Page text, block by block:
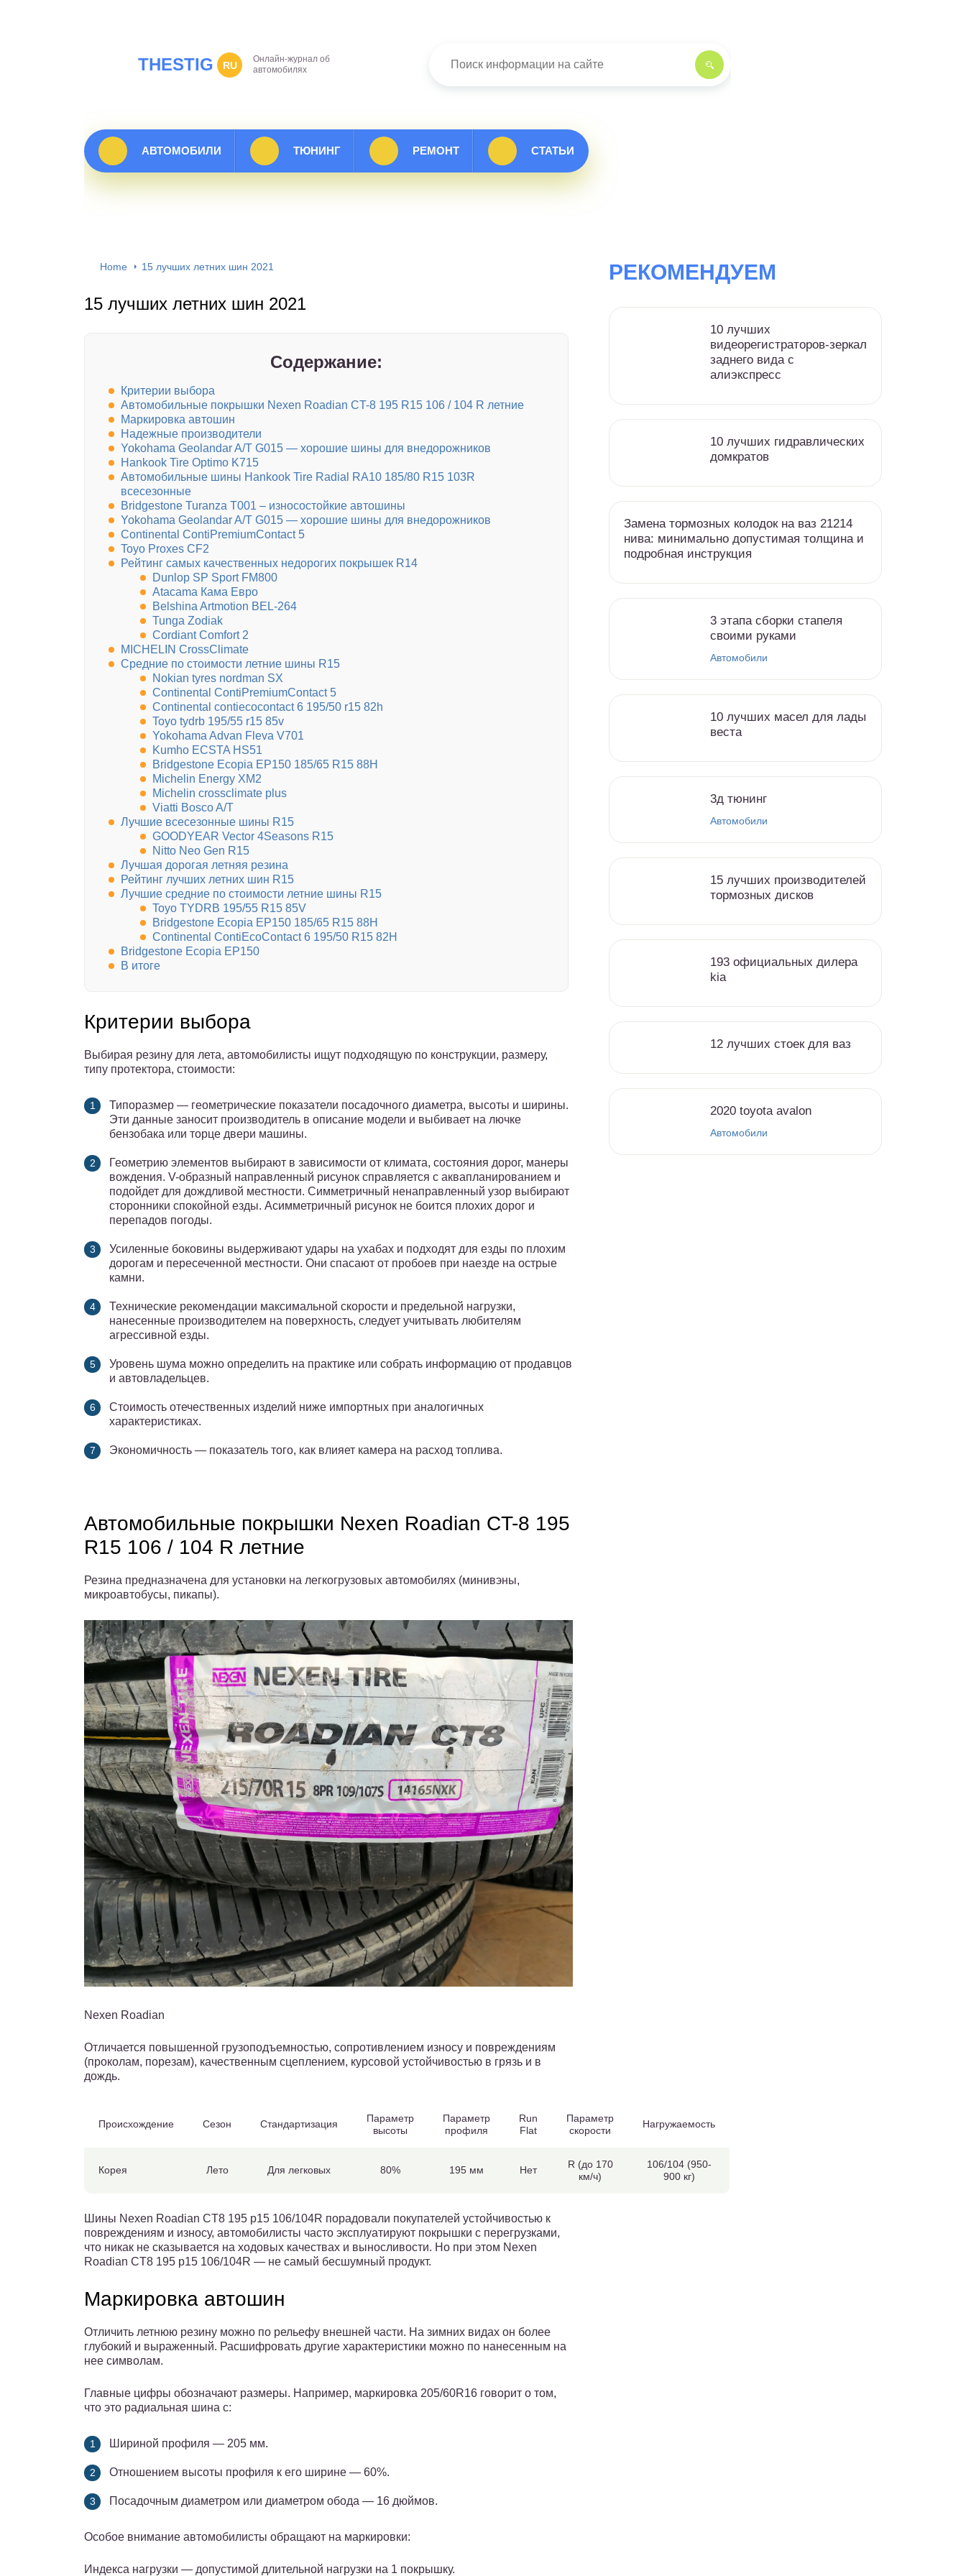
THESTIG RU
Онлайн-журнал об
автомобилях
АВТОМОБИЛИ ТЮНИНГ РЕМОНТ СТАТЬИ
Home 15 лучших летних шин 2021
15 лучших летних шин 2021
Содержание:
Критерии выбора
Автомобильные покрышки Nexen Roadian CT-8 195 R15 106 / 104 R летние
Маркировка автошин
Надежные производители
Yokohama Geolandar A/T G015 — хорошие шины для внедорожников
Hankook Tire Optimo K715
Автомобильные шины Hankook Tire Radial RA10 185/80 R15 103R
всесезонные
Bridgestone Turanza T001 – износостойкие автошины
Yokohama Geolandar A/T G015 — хорошие шины для внедорожников
Continental ContiPremiumContact 5
Toyo Proxes CF2
Рейтинг самых качественных недорогих покрышек R14
Dunlop SP Sport FM800
Atacama Кама Евро
Belshina Artmotion BEL-264
Tunga Zodiak
Cordiant Comfort 2
MICHELIN CrossClimate
Средние по стоимости летние шины R15
Nokian tyres nordman SX
Continental ContiPremiumContact 5
Continental contiecocontact 6 195/50 r15 82h
Toyo tydrb 195/55 r15 85v
Yokohama Advan Fleva V701
Kumho ECSTA HS51
Bridgestone Ecopia EP150 185/65 R15 88H
Michelin Energy XM2
Michelin crossclimate plus
Viatti Bosco A/T
Лучшие всесезонные шины R15
GOODYEAR Vector 4Seasons R15
Nitto Neo Gen R15
Лучшая дорогая летняя резина
Рейтинг лучших летних шин R15
Лучшие средние по стоимости летние шины R15
Toyo TYDRB 195/55 R15 85V
Bridgestone Ecopia EP150 185/65 R15 88H
Continental ContiEcoContact 6 195/50 R15 82H
Bridgestone Ecopia EP150
В итоге
Критерии выбора
Выбирая резину для лета, автомобилисты ищут подходящую по конструкции, размеру,
типу протектора, стоимости:
Типоразмер — геометрические показатели посадочного диаметра, высоты и ширины.
Эти данные заносит производитель в описание модели и выбивает на лючке
бензобака или торце двери машины.
Геометрию элементов выбирают в зависимости от климата, состояния дорог, манеры
вождения. V-образный направленный рисунок справляется с аквапланированием и
подойдет для дождливой местности. Симметричный ненаправленный узор выбирают
сторонники спокойной езды. Асимметричный рисунок не боится плохих дорог и
перепадов погоды.
Усиленные боковины выдерживают удары на ухабах и подходят для езды по плохим
дорогам и пересеченной местности. Они спасают от пробоев при наезде на острые
камни.
Технические рекомендации максимальной скорости и предельной нагрузки,
нанесенные производителем на поверхность, следует учитывать любителям
агрессивной езды.
Уровень шума можно определить на практике или собрать информацию от продавцов
и автовладельцев.
Стоимость отечественных изделий ниже импортных при аналогичных
характеристиках.
Экономичность — показатель того, как влияет камера на расход топлива.
Автомобильные покрышки Nexen Roadian CT-8 195
R15 106 / 104 R летние
Резина предназначена для установки на легкогрузовых автомобилях (минивэны,
микроавтобусы, пикапы).
Nexen Roadian
Отличается повышенной грузоподъемностью, сопротивлением износу и повреждениям
(проколам, порезам), качественным сцеплением, курсовой устойчивостью в грязь и в
дождь.
Происхождение Сезон Стандартизация
Параметр
высоты
Параметр
профиля
Run
Flat
Параметр
скорости
Нагружаемость
Корея Лето Для легковых 80% 195 мм Нет
R (до 170
км/ч)
106/104 (950-
900 кг)
Шины Nexen Roadian CT8 195 р15 106/104R порадовали покупателей устойчивостью к
повреждениям и износу, автомобилисты часто эксплуатируют покрышки с перегрузками,
что никак не сказывается на ходовых качествах и выносливости. Но при этом Nexen
Roadian CT8 195 р15 106/104R — не самый бесшумный продукт.
Маркировка автошин
Отличить летнюю резину можно по рельефу внешней части. На зимних видах он более
глубокий и выраженный. Расшифровать другие характеристики можно по нанесенным на
нее символам.
Главные цифры обозначают размеры. Например, маркировка 205/60R16 говорит о том,
что это радиальная шина с:
Шириной профиля — 205 мм.
Отношением высоты профиля к его ширине — 60%.
Посадочным диаметром или диаметром обода — 16 дюймов.
Особое внимание автомобилисты обращают на маркировки:
Индекса нагрузки — допустимой длительной нагрузки на 1 покрышку.
РЕКОМЕНДУЕМ
10 лучших
видеорегистраторов-зеркал
заднего вида с
алиэкспресс
10 лучших гидравлических
домкратов
Замена тормозных колодок на ваз 21214
нива: минимально допустимая толщина и
подробная инструкция
3 этапа сборки стапеля
своими руками
Автомобили
10 лучших масел для лады
веста
3д тюнинг
Автомобили
15 лучших производителей
тормозных дисков
193 официальных дилера
kia
12 лучших стоек для ваз
2020 toyota avalon
Автомобили